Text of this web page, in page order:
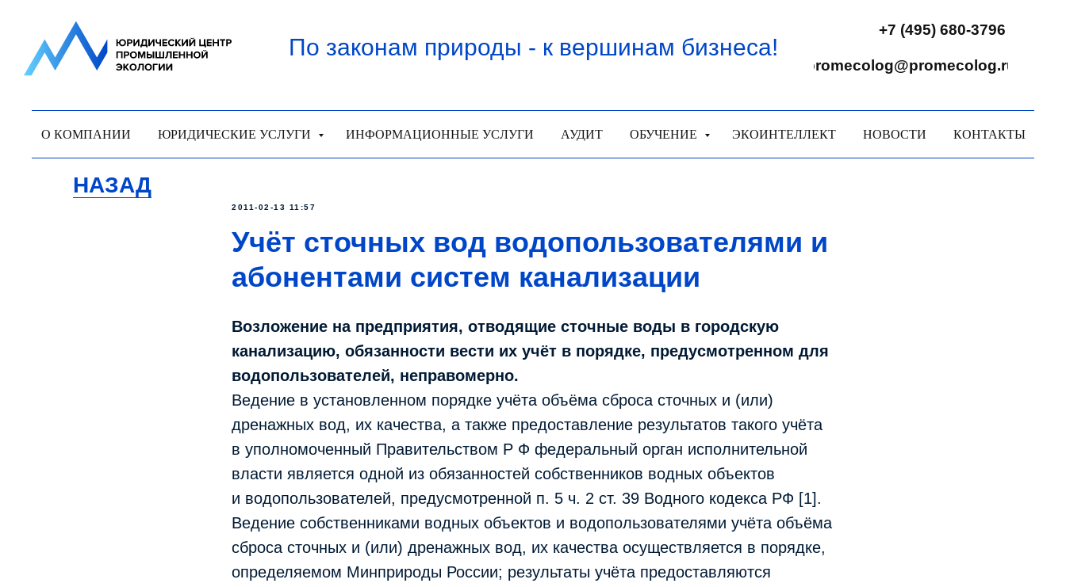
По законам природы - к вершинам бизнеса!
+7 (495) 680-3796
promecolog@promecolog.ru
О КОМПАНИИ ЮРИДИЧЕСКИЕ УСЛУГИ ИНФОРМАЦИОННЫЕ УСЛУГИ АУДИТ ОБУЧЕНИЕ ЭКОИНТЕЛЛЕКТ НОВОСТИ КОНТАКТЫ
НАЗАД
2011-02-13 11:57
Учёт сточных вод водопользователями и
абонентами систем канализации
Возложение на предприятия, отводящие сточные воды в городскую
канализацию, обязанности вести их учёт в порядке, предусмотренном для
водопользователей, неправомерно.
Ведение в установленном порядке учёта объёма сброса сточных и (или)
дренажных вод, их качества, а также предоставление результатов такого учёта
в уполномоченный Правительством Р Ф федеральный орган исполнительной
власти является одной из обязанностей собственников водных объектов
и водопользователей, предусмотренной п. 5 ч. 2 ст. 39 Водного кодекса РФ [1].
Ведение собственниками водных объектов и водопользователями учёта объёма
сброса сточных и (или) дренажных вод, их качества осуществляется в порядке,
определяемом Минприроды России; результаты учёта предоставляются